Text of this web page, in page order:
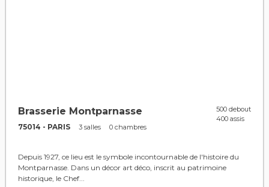
Brasserie Montparnasse
75014 - PARIS 3 salles 0 chambres
500 debout
400 assis
Depuis 1927, ce lieu est le symbole incontournable de l'histoire du
Montparnasse. Dans un décor art déco, inscrit au patrimoine
historique, le Chef...